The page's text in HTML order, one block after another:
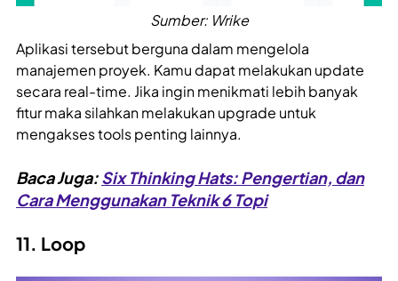
Sumber: Wrike
Aplikasi tersebut berguna dalam mengelola
manajemen proyek. Kamu dapat melakukan update
secara real-time. Jika ingin menikmati lebih banyak
fitur maka silahkan melakukan upgrade untuk
mengakses tools penting lainnya.
Baca Juga:Six Thinking Hats: Pengertian, dan
Cara Menggunakan Teknik 6 Topi
11. Loop